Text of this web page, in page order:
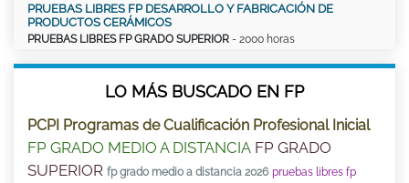
PRUEBAS LIBRES FP DESARROLLO Y FABRICACIÓN DE
PRODUCTOS CERÁMICOS
PRUEBAS LIBRES FP GRADO SUPERIOR - 2000 horas
LO MÁS BUSCADO EN FP
PCPI Programas de Cualificación Profesional Inicial
FP GRADO MEDIO A DISTANCIA FP GRADO
SUPERIOR fp grado medio a distancia 2026 pruebas libres fp